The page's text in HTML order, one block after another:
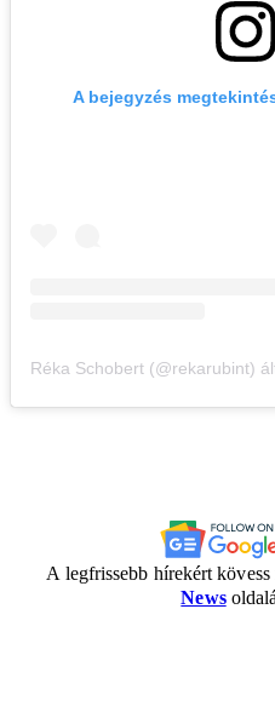
A bejegyzés
A legfrissebb hírekért
News